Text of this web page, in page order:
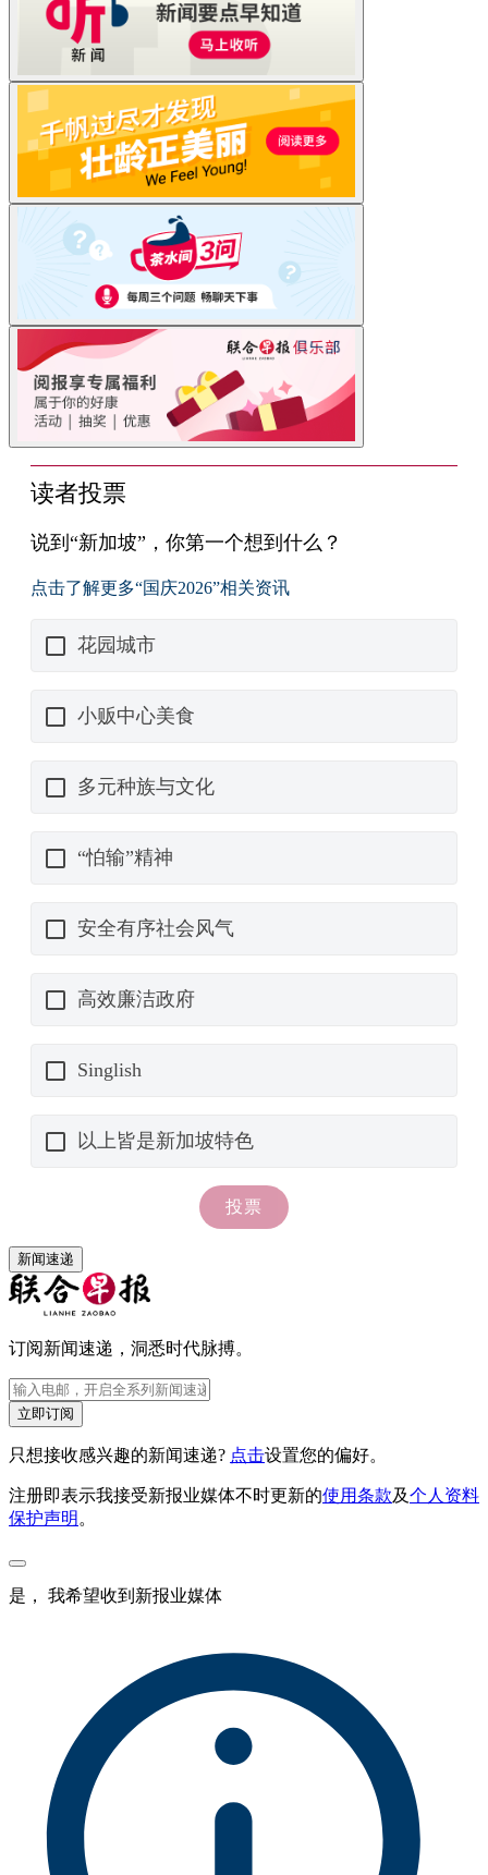
新闻速递
订阅新闻速递，洞悉时代脉搏。
立即订阅
只想接收感兴趣的新闻速递? 点击设置您的偏好。
注册即表示我接受新报业媒体不时更新的使用条款及个人资料
保护声明 。
是， 我希望收到新报业媒体